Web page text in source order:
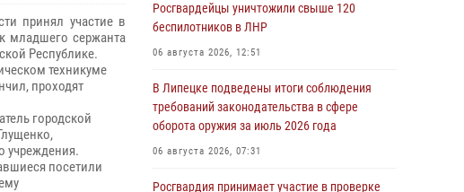
принял участие в
младшего сержанта
Республике.
техникуме
проходят
городской
учреждения.
посетили
Росгвардейцы уничтожили свыше 120
беспилотников в ЛНР
06 августа 2026, 12:51
В Липецке подведены итоги соблюдения
требований законодательства в сфере
оборота оружия за июль 2026 года
06 августа 2026, 07:31
Росгвардия принимает участие в проверке